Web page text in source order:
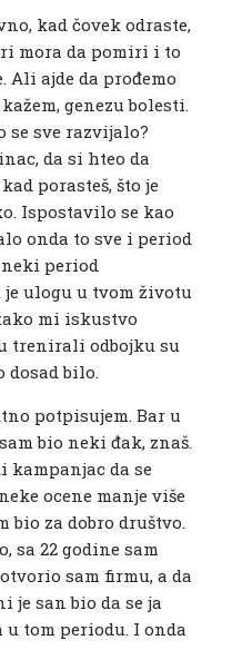
kad čovek odraste,
mora da pomiri i to
Ali ajde da prođemo
genezu bolesti.
se sve razvijalo?
da si hteo da
porasteš, što je
Ispostavilo se kao
onda to sve i period
period
ulogu u tvom životu
mi iskustvo
trenirali odbojku su
dosad bilo.
potpisujem. Bar u
bio neki đak, znaš.
kampanjac da se
ocene manje više
bio za dobro društvo.
sa 22 godine sam
sam firmu, a da
je san bio da se ja
tom periodu. I onda